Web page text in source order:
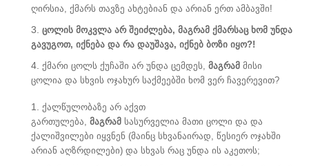
ღირსია, ქმარს თავზე ახტებიან და არიან ერთ ამბავში!
ცოლის მოკვლა არ შეიძლება, მაგრამ ქმარსაც ხომ უნდა
გავუგოთ, იქნება და რა დაუშავა, იქნებ ბოზი იყო?!
ქმარი ცოლს ქუჩაში არ უნდა ცემდეს, მაგრამ მისი
ცოლია და სხვის ოჯახურ საქმეებში ხომ ვერ ჩავერევით?
ქალწულობაზე არ აქვთ
გართულება, მაგრამ სასურველია მათი ცოლი და და
ქალიშვილები იყვნენ (მაინც სხვანაირად, წესიერ ოჯახში
არიან აღზრდილები) და სხვას რაც უნდა ის აკეთოს;